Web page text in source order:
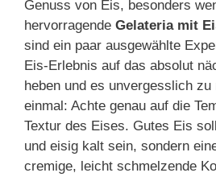
Genuss von Eis, besonders
hervorragende Gelateria mit
sind ein paar ausgewählte
Eis-Erlebnis auf das absolut
heben und es unvergesslich
einmal: Achte genau auf die
Textur des Eises. Gutes Eis
und eisig kalt sein, sondern
cremige, leicht schmelzende